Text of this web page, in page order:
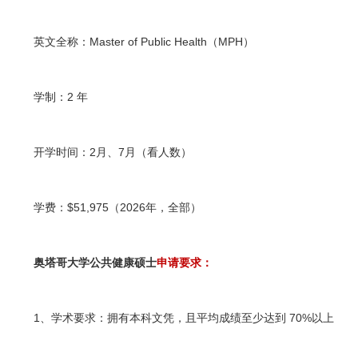
英文全称：Master of Public Health（MPH）
学制：2 年
开学时间：2月、7月（看人数）
学费：$51,975（2026年，全部）
奥塔哥大学公共健康硕士申请要求：
1、学术要求：拥有本科文凭，且平均成绩至少达到 70%以上